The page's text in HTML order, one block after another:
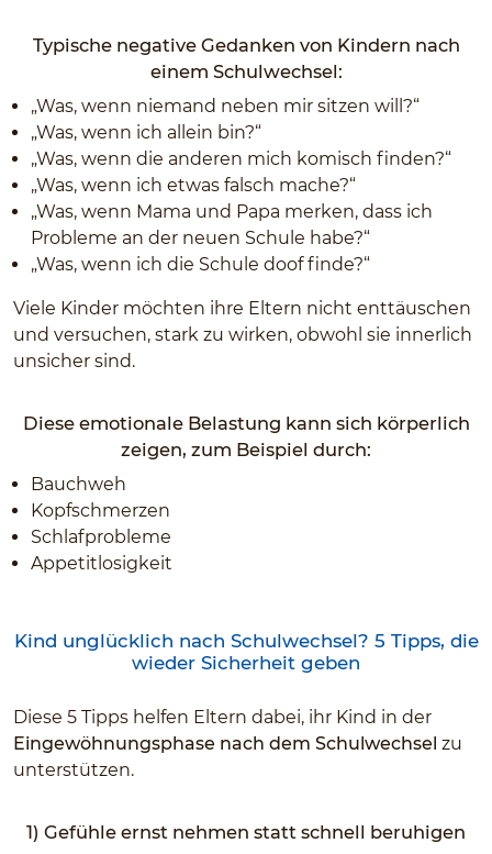
Typische negative Gedanken von Kindern nach
einem Schulwechsel:
„Was, wenn niemand neben mir sitzen will?“
„Was, wenn ich allein bin?“
„Was, wenn die anderen mich komisch finden?“
„Was, wenn ich etwas falsch mache?“
„Was, wenn Mama und Papa merken, dass ich
Probleme an der neuen Schule habe?“
„Was, wenn ich die Schule doof finde?“
Viele Kinder möchten ihre Eltern nicht enttäuschen
und versuchen, stark zu wirken, obwohl sie innerlich
unsicher sind.
Diese emotionale Belastung kann sich körperlich
zeigen, zum Beispiel durch:
Bauchweh
Kopfschmerzen
Schlafprobleme
Appetitlosigkeit
Kind unglücklich nach Schulwechsel? 5 Tipps, die
wieder Sicherheit geben
Diese 5 Tipps helfen Eltern dabei, ihr Kind in der
Eingewöhnungsphase nach dem Schulwechsel zu
unterstützen.
1) Gefühle ernst nehmen statt schnell beruhigen